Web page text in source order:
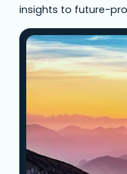
insights to future-